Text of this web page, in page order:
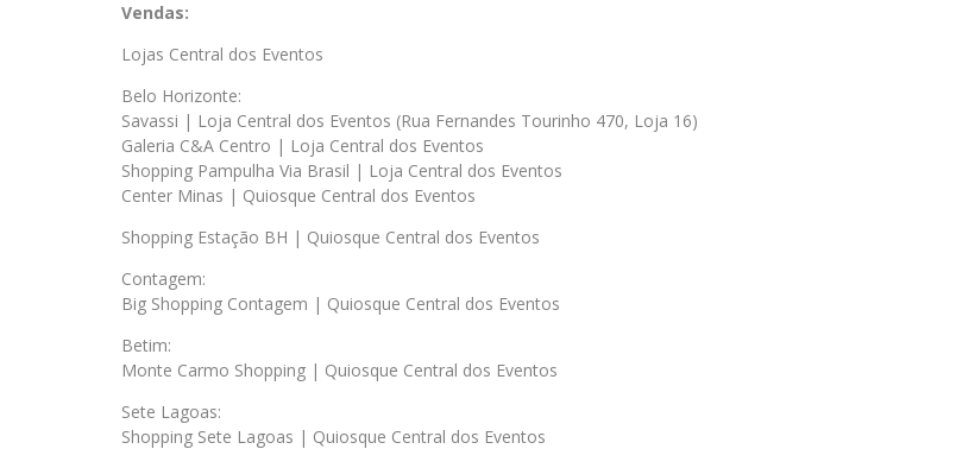
Vendas:
Lojas Central dos Eventos
Belo Horizonte:
Savassi | Loja Central dos Eventos (Rua Fernandes Tourinho 470, Loja 16)
Galeria C&A Centro | Loja Central dos Eventos
Shopping Pampulha Via Brasil | Loja Central dos Eventos
Center Minas | Quiosque Central dos Eventos
Shopping Estação BH | Quiosque Central dos Eventos
Contagem:
Big Shopping Contagem | Quiosque Central dos Eventos
Betim:
Monte Carmo Shopping | Quiosque Central dos Eventos
Sete Lagoas:
Shopping Sete Lagoas | Quiosque Central dos Eventos